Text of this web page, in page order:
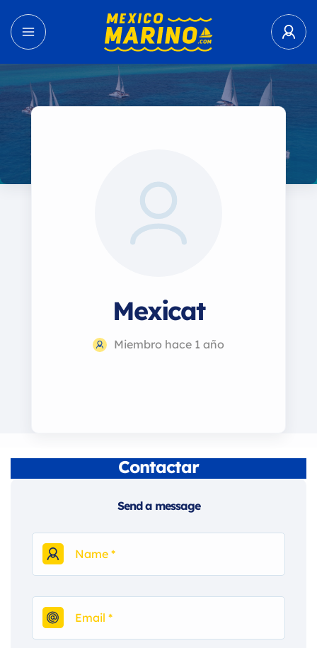
Mexicat
Miembro hace 1 año
Contactar
Send a message